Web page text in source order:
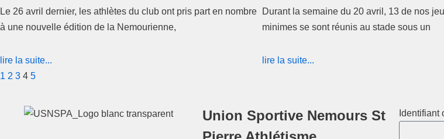
Le 26 avril dernier, les athlètes du club ont pris part en nombre
à une nouvelle édition de la Nemourienne,
lire la suite...
Durant la semaine du 20 avril, 13 de nos
minimes se sont réunis au stade sous un
lire la suite...
1 2 3 4 5
Union Sportive Nemours St
Identifiant